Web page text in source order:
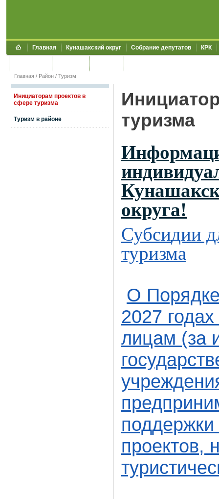
Главная Кунашакский округ Собрание депутатов КРК
Главная / Район / Туризм
Инициаторам проектов в
сфере туризма
Туризм в районе
туризма
округа!
Субсидии
туризма
О
2027
лицам (за
проектов,